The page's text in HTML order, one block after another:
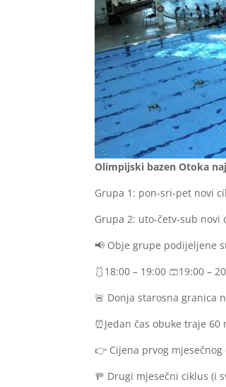
Olimpijski bazen Otoka
Grupa 1: pon-sri-pet novi
Grupa 2: uto-četv-sub novi
📢 Obje grupe podijeljene
🩱18:00 – 19:00 🩳19:00 –
🚨 Donja starosna granica
⏰Jedan čas obuke traje 60
👉 Cijena prvog
🚥 Drugi mjesečni ciklus (i